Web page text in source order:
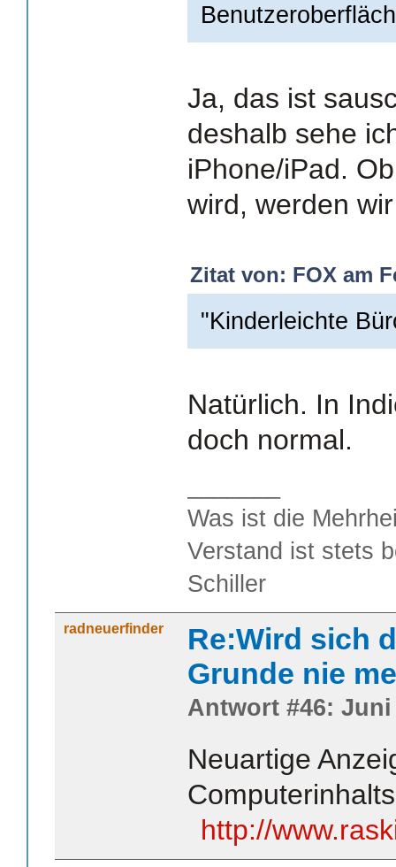
Ja, das ist
deshalb sehe
iPhone/iPad.
wird, werden
Zitat von: FOX am
"Kinderleichte
Natürlich. In
doch normal.
Was ist die
Verstand ist stets
Schiller
radneuerfinder
Re:Wird sich
Grunde nie
Antwort #46: Juni
Neuartige
http://